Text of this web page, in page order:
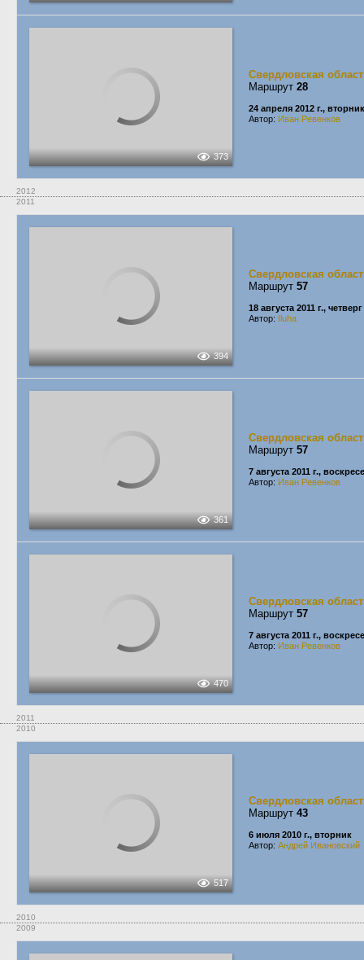
373
Свердловская
Маршрут 28
24 апреля 2012 г., вторник
Автор: Иван Ревенков
2012
2011
394
Свердловская
Маршрут 57
18 августа 2011 г., четверг
Автор: Iluha
361
Свердловская
Маршрут 57
7 августа 2011 г.,
Автор: Иван Ревенков
470
Свердловская
Маршрут 57
7 августа 2011 г.,
Автор: Иван Ревенков
2011
2010
517
Свердловская
Маршрут 43
6 июля 2010 г., вторник
Автор: Андрей Ивановский
2010
2009